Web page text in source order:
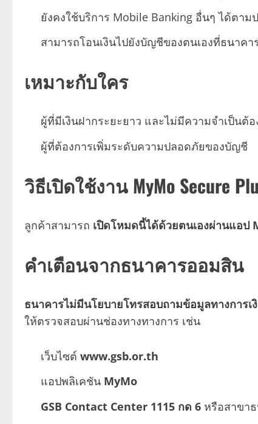
ยังคงใช้บริการ Mobile Banking อื่นๆ ได้ตาม
สามารถโอนเงินไปยังบัญชีของตนเองที่ธนาคา
เหมาะกับใคร
ผู้ที่มีเงินฝากระยะยาว และไม่มีความจำเป็นต้อ
ผู้ที่ต้องการเพิ่มระดับความปลอดภัยของบัญชี
วิธีเปิดใช้งาน MyMo Secure
ลูกค้าสามารถ เปิดโหมดนี้ได้ด้วยตนเองผ่านแอป
คำเตือนจากธนาคารออมสิน
ธนาคารไม่มีนโยบายโทรสอบถามข้อมูลทางการเ
ให้ตรวจสอบผ่านช่องทางทางการ เช่น
เว็บไซต์ www.gsb.or.th
แอปพลิเคชัน MyMo
GSB Contact Center 1115 กด 6 หรือสาขา